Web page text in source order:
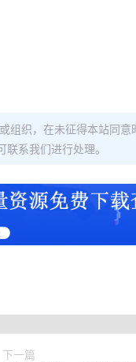
织，在未征得本站同
系我们进行处理。
下一篇